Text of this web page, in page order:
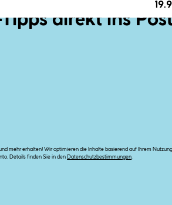
direkt ins
mehr erhalten! Wir optimieren die Inhalte basierend auf Ihrem
Details finden Sie in den Datenschutzbestimmungen